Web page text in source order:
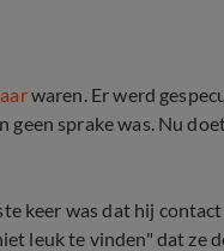
waren. Er werd
geen sprake was. Nu
keer was dat hij
leuk te vinden" dat ze